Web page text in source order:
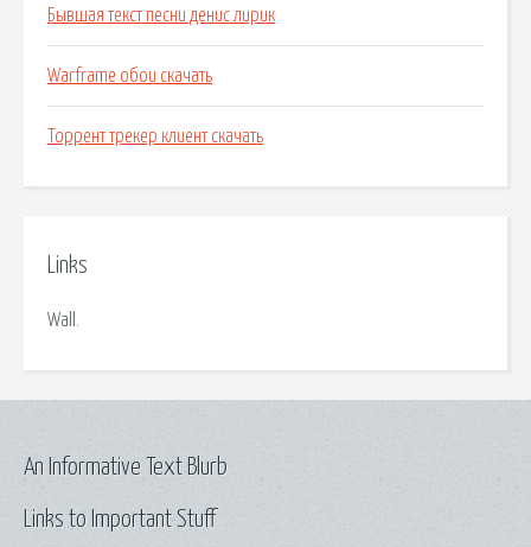
Бывшая текст песни денис лирик
Warframe обои скачать
Торрент трекер клиент скачать
Links
Wall.
Links to Important Stuff
An Informative Text Blurb